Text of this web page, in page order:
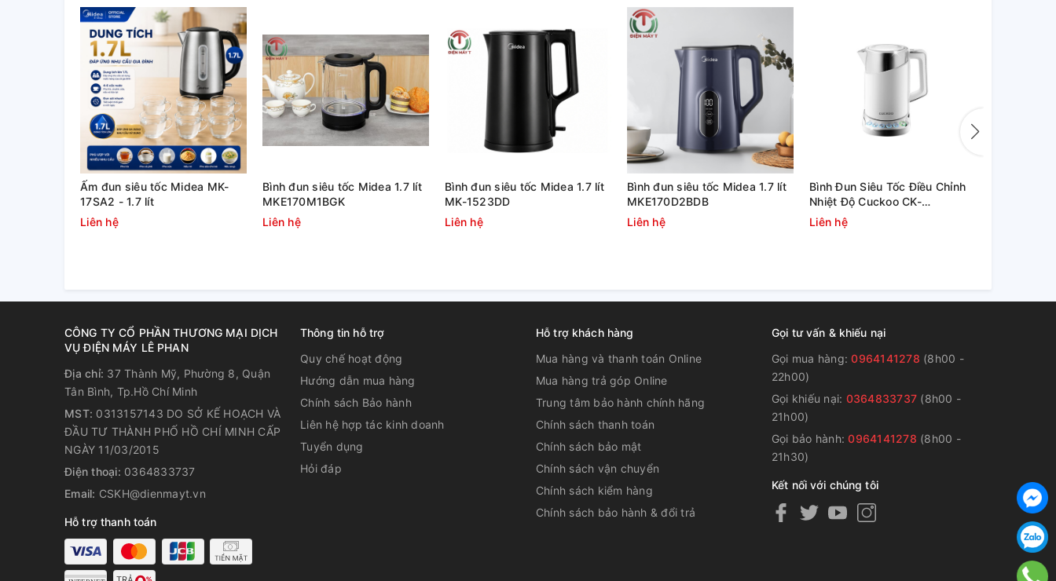
Lưới lọc cặn giúp nước rót ra luôn tinh khiết, có thể tháo
lắp dễ dàng để vệ sinh
Xem thêm: Ưu điểm của lưới lọc cặn
Ấm đun siêu tốc Midea MK-
17SA2 - 1.7 lít
Liên hệ
Bình đun siêu tốc Midea 1.7 lít
MKE170M1BGK
Liên hệ
Bình đun siêu tốc Midea 1.7 lít
MK-1523DD
Liên hệ
Bình đun siêu tốc Midea 1.7 lít
MKE170D2BDB
Liên hệ
Bình Đun Siêu Tốc Điều Chỉnh
Nhiệt Độ Cuckoo CK-
A170T/WHVNCV – 1.7 Lít
Liên hệ
CÔNG TY CỔ PHẦN THƯƠNG MẠI DỊCH
VỤ ĐIỆN MÁY LÊ PHAN
Địa chỉ: 37 Thành Mỹ, Phường 8, Quận
Tân Bình, Tp.Hồ Chí Minh
MST: 0313157143 DO SỞ KẾ HOẠCH VÀ
ĐẦU TƯ THÀNH PHỐ HỒ CHÍ MINH CẤP
NGÀY 11/03/2015
Điện thoại: 0364833737
Email: CSKH@dienmayt.vn
Hỗ trợ thanh toán
Thông tin hỗ trợ
Quy chế hoạt động
Hướng dẫn mua hàng
Chính sách Bảo hành
Liên hệ hợp tác kinh doanh
Tuyển dụng
Hỏi đáp
Hỗ trợ khách hàng
Mua hàng và thanh toán Online
Mua hàng trả góp Online
Trung tâm bảo hành chính hãng
Chính sách thanh toán
Chính sách bảo mật
Chính sách vận chuyển
Chính sách kiểm hàng
Chính sách bảo hành & đổi trả
Gọi tư vấn & khiếu nại
Gọi mua hàng:0964141278 (8h00 -
22h00)
Gọi khiếu nại: 0364833737 (8h00 -
21h00)
Gọi bảo hành:0964141278 (8h00 -
21h30)
Kết nối với chúng tôi